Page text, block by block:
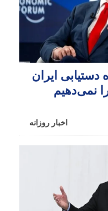
ایران
نمی‌دهیم
اخبار روزانه